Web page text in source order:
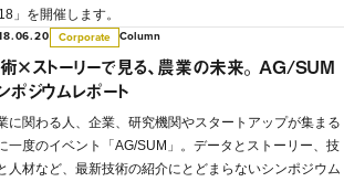
」を開催します。
Corporate Column
×ストーリーで見る、農業の未来。 AG/SUM
ポジウムレポート
に関わる人、企業、研究機関やスタートアップが集まる
一度のイベント「AG/SUM」。データとストーリー、技
人材など、最新技術の紹介にとどまらないシンポジウム